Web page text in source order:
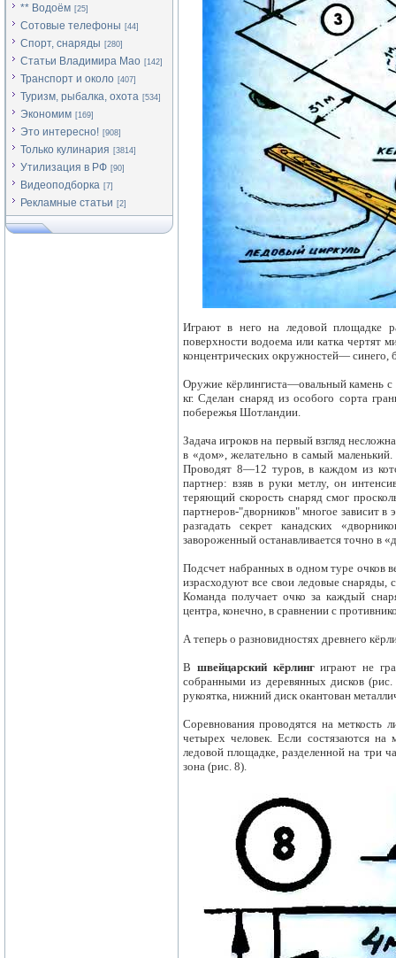
** Водоём [25]
Сотовые телефоны [44]
Спорт, снаряды [280]
Статьи Владимира Мао [142]
Транспорт и около [407]
Туризм, рыбалка, охота [534]
Экономим [169]
Это интересно! [908]
Только кулинария [3814]
Утилизация в РФ [90]
Видеоподборка [7]
Рекламные статьи [2]
Играют в него на ледовой площадке
поверхности водоема или катка чертят
концентрических окружностей— синего,
Оружие кёрлингиста—овальный камень с
кг. Сделан снаряд из особого сорта
побережья Шотландии.
Задача игроков на первый взгляд
в «дом», желательно в самый
Проводят 8—12 туров, в каждом из
партнер: взяв в руки метлу, он
теряющий скорость снаряд смог
партнеров-"дворников" многое зависит в
разгадать секрет канадских
завороженный останавливается точно в
Подсчет набранных в одном туре очков
израсходуют все свои ледовые снаряды,
Команда получает очко за каждый
центра, конечно, в сравнении с
А теперь о разновидностях древнего
В швейцарский кёрлингиграют не
собранными из деревянных дисков
рукоятка, нижний диск окантован
Соревнования проводятся на меткость
четырех человек. Если состязаются на
ледовой площадке, разделенной на три
зона (рис. 8).